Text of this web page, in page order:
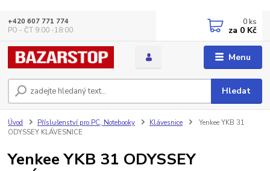
Menu
Hledat
+420 607 771 774
PO - ČT 9:00 -18:00
0 ks
za 0 Kč
Úvod Příslušenství pro PC, Notebooky Klávesnice
Yenkee YKB 31
ODYSSEY KLÁVESNICE
Yenkee YKB 31 ODYSSEY